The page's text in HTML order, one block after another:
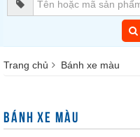
Trang chủ Bánh xe màu
BÁNH XE MÀU